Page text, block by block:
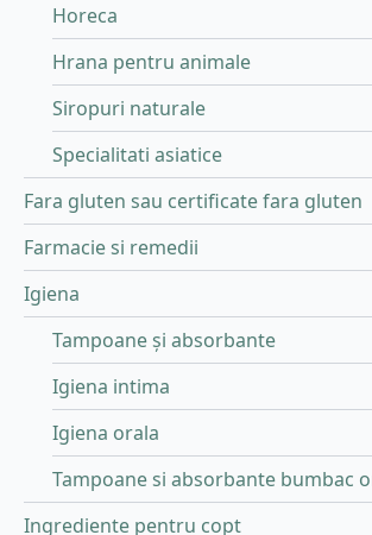
Horeca
Hrana pentru animale
Siropuri naturale
Specialitati asiatice
Fara gluten sau certificate fara gluten
Farmacie si remedii
Igiena
Tampoane și absorbante
Igiena intima
Igiena orala
Tampoane si absorbante bumbac
Ingrediente pentru copt